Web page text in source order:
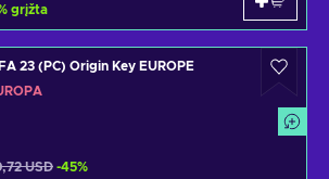
grįžta
23 (PC) Origin Key EUROPE
USD -45%